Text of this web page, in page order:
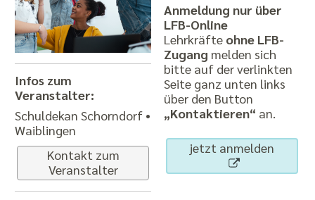
Infos zum
Veranstalter:
Schuldekan Schorndorf •
Waiblingen
Kontakt zum
Veranstalter
Anmeldung nur über
LFB-Online
Lehrkräfte ohne LFB-
Zugang melden sich
bitte auf der verlinkten
Seite ganz unten links
über den Button
„Kontaktieren“ an.
jetzt anmelden